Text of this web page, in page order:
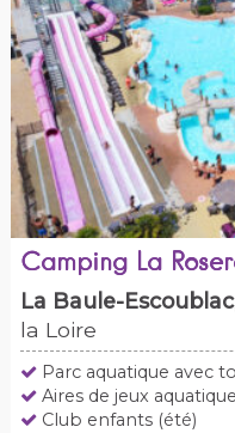
Camping La
La Baule-Escoublac
la Loire
Parc aquatique avec
Aires de jeux
Club enfants (été)